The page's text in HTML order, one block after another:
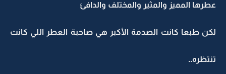
عطرها المميز والمثير والمختلف والدافئ
لكن طبعا كانت الصدمة الأكبر هي صاحبة العطر اللي كانت
تنتظره..